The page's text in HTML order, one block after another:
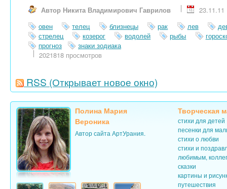
Автор Никита Владимирович Гаврилов
23.11.11
овен
телец близнецы рак лев
стрелец
козерог водолей рыбы
прогноз
знаки зодиака
2021818 просмотров
RSS (Открывает новое окно)
Полина Мария
Вероника
Автор сайта АртУрания.
Творческая
стихи для детей
песенки для
стихи о любви
стихи и
любимым,
сказки
картины и
путешествия